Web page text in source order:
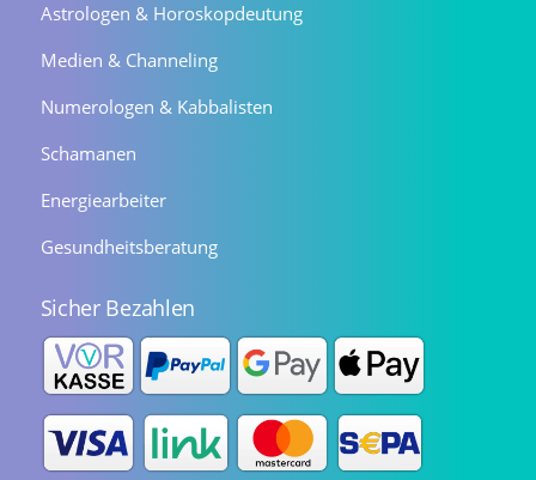
Astrologen & Horoskopdeutung
Medien & Channeling
Numerologen & Kabbalisten
Schamanen
Energiearbeiter
Gesundheitsberatung
Sicher Bezahlen